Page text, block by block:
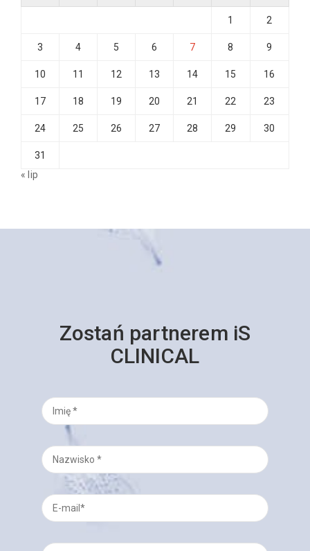
1 2
3 4 5 6 7 8 9
10 11 12 13 14 15 16
17 18 19 20 21 22 23
24 25 26 27 28 29 30
31
« lip
Zostań partnerem iS
CLINICAL